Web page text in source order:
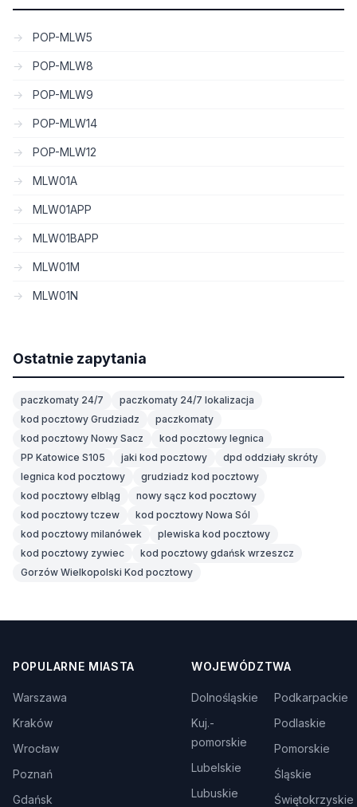
POP-MLW5
POP-MLW8
POP-MLW9
POP-MLW14
POP-MLW12
MLW01A
MLW01APP
MLW01BAPP
MLW01M
MLW01N
Ostatnie zapytania
paczkomaty 24/7
paczkomaty 24/7 lokalizacja
kod pocztowy Grudziadz
paczkomaty
kod pocztowy Nowy Sacz
kod pocztowy legnica
PP Katowice S105
jaki kod pocztowy
dpd oddziały skróty
legnica kod pocztowy
grudziadz kod pocztowy
kod pocztowy elbląg
nowy sącz kod pocztowy
kod pocztowy tczew
kod pocztowy Nowa Sól
kod pocztowy milanówek
plewiska kod pocztowy
kod pocztowy zywiec
kod pocztowy gdańsk wrzeszcz
Gorzów Wielkopolski Kod pocztowy
POPULARNE MIASTA
Warszawa
Kraków
Wrocław
Poznań
Gdańsk
WOJEWÓDZTWA
Dolnośląskie
Kuj.-
pomorskie
Lubelskie
Lubuskie
Podkarpackie
Podlaskie
Pomorskie
Śląskie
Świętokrzyskie